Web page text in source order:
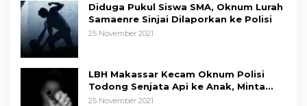
Diduga Pukul Siswa SMA, Oknum Lurah
Samaenre Sinjai Dilaporkan ke Polisi
25 November 2021
LBH Makassar Kecam Oknum Polisi
Todong Senjata Api ke Anak, Minta
Kapolda Sulsel Tindak Tegas
25 November 2021